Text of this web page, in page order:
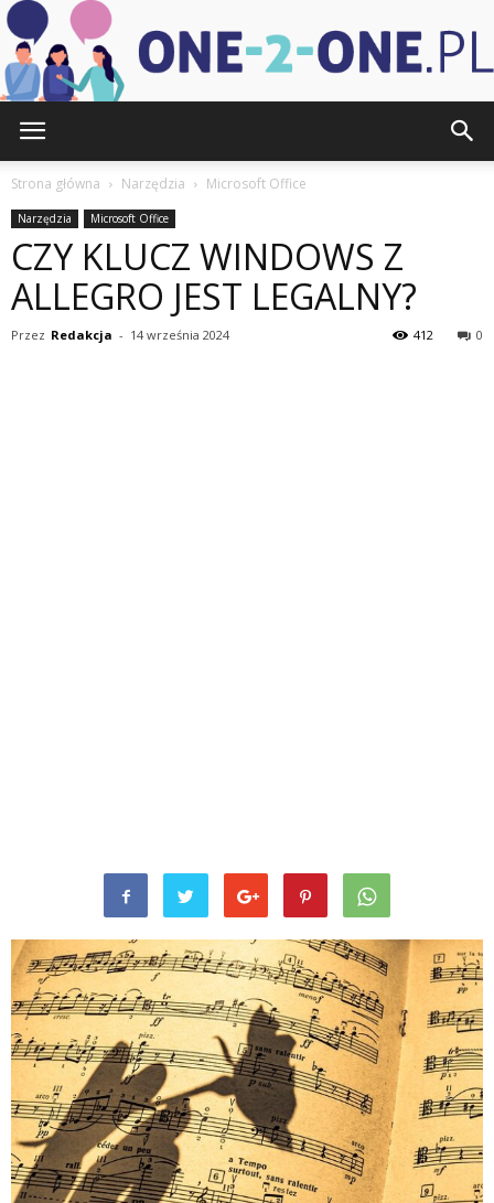
2-
Strona główna Narzędzia Microsoft Office
Narzędzia Microsoft Office
CZY KLUCZ WINDOWS Z
ALLEGRO JEST LEGALNY?
Przez Redakcja - 14 września 2024 0
412